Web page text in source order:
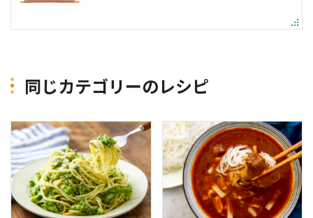
同じカテゴリーのレシピ